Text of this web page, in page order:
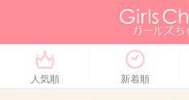
人気順 新着順